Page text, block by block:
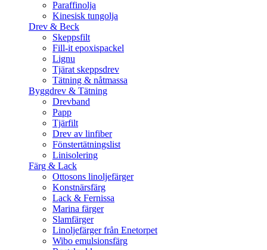
Paraffinolja
Kinesisk tungolja
Drev & Beck
Skeppsfilt
Fill-it epoxispackel
Lignu
Tjärat skeppsdrev
Tätning & nåtmassa
Byggdrev & Tätning
Drevband
Papp
Tjärfilt
Drev av linfiber
Fönstertätningslist
Linisolering
Färg & Lack
Ottosons linoljefärger
Konstnärsfärg
Lack & Fernissa
Marina färger
Slamfärger
Linoljefärger från Enetorpet
Wibo emulsionsfärg